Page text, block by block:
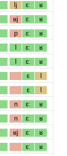
lj ɛː ʁ
ʁj ɛː ʁ
p ɛː ʁ
l ɛː ʁ
l ɛː ʁ
ɛ l
ɛ l
n ɛː ʁ
n ɛː ʁ
ʁj ɛː ʁ
ɛː ʁ